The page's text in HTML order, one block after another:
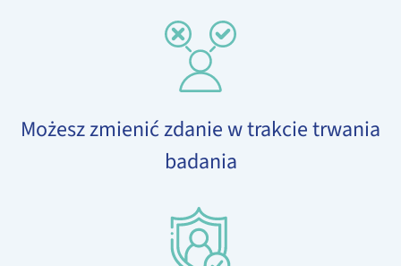
Możesz zmienić zdanie w trakcie trwania
badania